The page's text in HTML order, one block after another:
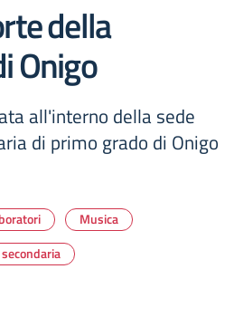
della
Onigo
all'interno della sede
di primo grado di Onigo
Musica